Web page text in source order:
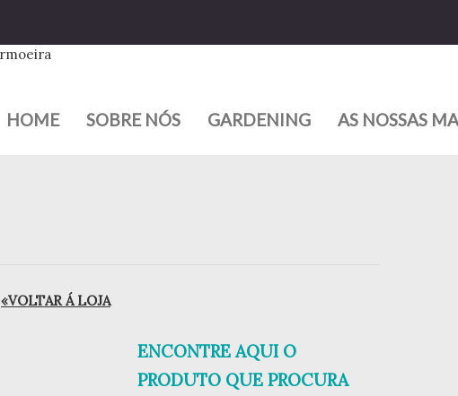
HOME SOBRE NÓS GARDENING AS NOSSAS
«VOLTAR Á LOJA
ENCONTRE AQUI O
PRODUTO QUE PROCURA